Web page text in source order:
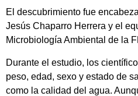
El descubrimiento fue
Jesús Chaparro Herrera y el
Microbiología Ambiental de la
Durante el estudio, los
peso, edad, sexo y estado de
como la calidad del agua.